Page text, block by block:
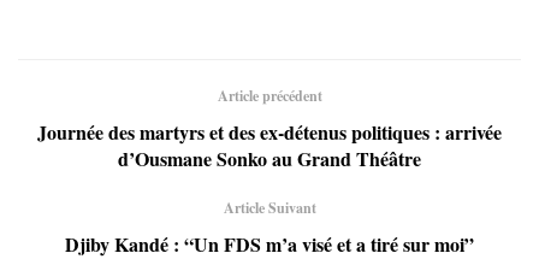
Article précédent
Journée des martyrs et des ex-détenus politiques : arrivée
d’Ousmane Sonko au Grand Théâtre
Article Suivant
Djiby Kandé : “Un FDS m’a visé et a tiré sur moi”